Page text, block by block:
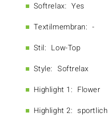
Softrelax: Yes
Textilmembran: -
Stil: Low-Top
Style: Softrelax
Highlight 1: Flower
Highlight 2: sportlich